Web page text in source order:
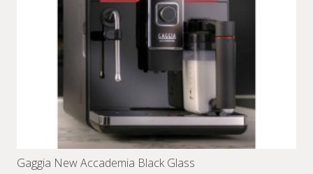
Gaggia New Accademia Black Glass